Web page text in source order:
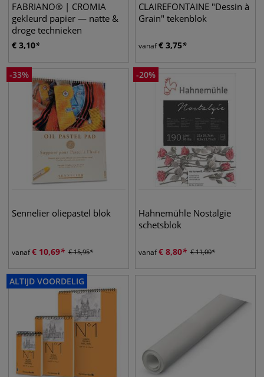
FABRIANO® | CROMIA
gekleurd papier — natte &
droge technieken
€ 3,10
CLAIREFONTAINE "Dessin à
Grain" tekenblok
vanaf€ 3,75
-33%
Sennelier oliepastel blok
vanaf€ 10,69 €15,95
-20%
Hahnemühle Nostalgie
schetsblok
vanaf€ 8,80 €11,00
ALTIJD VOORDELIG